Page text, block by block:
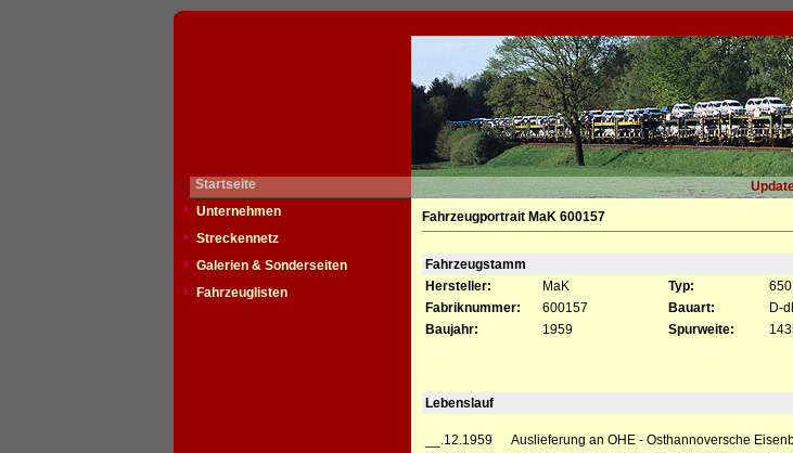
Startseite
Unternehmen
Streckennetz
Galerien & Sonderseiten
Fahrzeuglisten
Fahrzeugportrait MaK 600157
Fahrzeugstamm
Hersteller:
MaK Typ:
Fabriknummer:
600157 Bauart: D-
Baujahr:
1959 Spurweite:
Lebenslauf
__.12.1959
Auslieferung an OHE - Osthannoversche